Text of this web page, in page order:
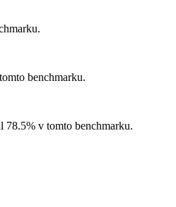
benchmarku.
78.5% v tomto benchmarku.